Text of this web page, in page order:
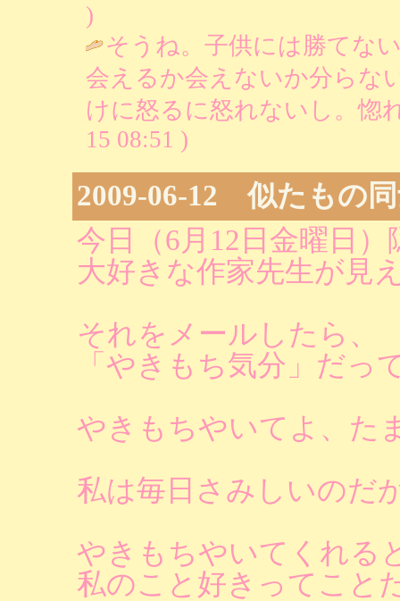
)
そうね。子供には勝てな
会えるか会えないか分らな
けに怒るに怒れないし。惚
15 08:51 )
2009-06-12 似たもの
今日（6月12日金曜日
大好きな作家先生が見
それをメールしたら、
「やきもち気分」だっ
やきもちやいてよ、た
私は毎日さみしいのだ
やきもちやいてくれる
私のこと好きってこと